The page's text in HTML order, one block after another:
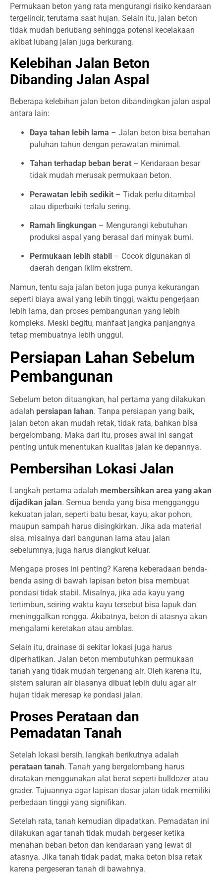
Permukaan beton yang rata mengurangi risiko kendaraan
tergelincir, terutama saat hujan. Selain itu, jalan beton
tidak mudah berlubang sehingga potensi kecelakaan
akibat lubang jalan juga berkurang.
Kelebihan Jalan Beton
Dibanding Jalan Aspal
Beberapa kelebihan jalan beton dibandingkan jalan aspal
antara lain:
Daya tahan lebih lama – Jalan beton bisa bertahan
puluhan tahun dengan perawatan minimal.
Tahan terhadap beban berat – Kendaraan besar
tidak mudah merusak permukaan beton.
Perawatan lebih sedikit – Tidak perlu ditambal
atau diperbaiki terlalu sering.
Ramah lingkungan – Mengurangi kebutuhan
produksi aspal yang berasal dari minyak bumi.
Permukaan lebih stabil – Cocok digunakan di
daerah dengan iklim ekstrem.
Namun, tentu saja jalan beton juga punya kekurangan
seperti biaya awal yang lebih tinggi, waktu pengerjaan
lebih lama, dan proses pembangunan yang lebih
kompleks. Meski begitu, manfaat jangka panjangnya
tetap membuatnya lebih unggul.
Persiapan Lahan Sebelum
Pembangunan
Sebelum beton dituangkan, hal pertama yang dilakukan
adalah persiapan lahan. Tanpa persiapan yang baik,
jalan beton akan mudah retak, tidak rata, bahkan bisa
bergelombang. Maka dari itu, proses awal ini sangat
penting untuk menentukan kualitas jalan ke depannya.
Pembersihan Lokasi Jalan
Langkah pertama adalah membersihkan area yang akan
dijadikan jalan. Semua benda yang bisa mengganggu
kekuatan jalan, seperti batu besar, kayu, akar pohon,
maupun sampah harus disingkirkan. Jika ada material
sisa, misalnya dari bangunan lama atau jalan
sebelumnya, juga harus diangkut keluar.
Mengapa proses ini penting? Karena keberadaan benda-
benda asing di bawah lapisan beton bisa membuat
pondasi tidak stabil. Misalnya, jika ada kayu yang
tertimbun, seiring waktu kayu tersebut bisa lapuk dan
meninggalkan rongga. Akibatnya, beton di atasnya akan
mengalami keretakan atau amblas.
Selain itu, drainase di sekitar lokasi juga harus
diperhatikan. Jalan beton membutuhkan permukaan
tanah yang tidak mudah tergenang air. Oleh karena itu,
sistem saluran air biasanya dibuat lebih dulu agar air
hujan tidak meresap ke pondasi jalan.
Proses Perataan dan
Pemadatan Tanah
Setelah lokasi bersih, langkah berikutnya adalah
perataan tanah. Tanah yang bergelombang harus
diratakan menggunakan alat berat seperti bulldozer atau
grader. Tujuannya agar lapisan dasar jalan tidak memiliki
perbedaan tinggi yang signifikan.
Setelah rata, tanah kemudian dipadatkan. Pemadatan ini
dilakukan agar tanah tidak mudah bergeser ketika
menahan beban beton dan kendaraan yang lewat di
atasnya. Jika tanah tidak padat, maka beton bisa retak
karena pergeseran tanah di bawahnya.